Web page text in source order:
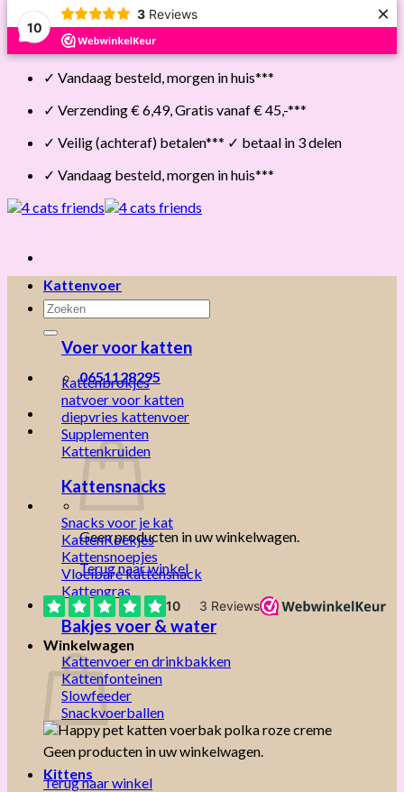
10
3 Reviews ×
Skip
✓ Vandaag besteld, morgen in huis***
✓ Verzending € 6,49, Gratis vanaf € 45,-***
✓ Veilig (achteraf) betalen*** ✓ betaal in 3 delen
✓ Vandaag besteld, morgen in huis***
Zoeken
naar:
0651128295
Geen producten in uw winkelwagen.
Terug naar winkel
Winkelwagen
Geen producten in uw winkelwagen.
Terug naar winkel
Kattenvoer
Voer voor katten
kattenbrokjes
natvoer voor katten
diepvries kattenvoer
Supplementen
Kattenkruiden
Kattensnacks
Snacks voor je kat
KattenKoekjes
Kattensnoepjes
Vloeibare kattensnack
Kattengras
Bakjes voer & water
Kattenvoer en drinkbakken
Kattenfonteinen
Slowfeeder
Snackvoerballen
Kittens